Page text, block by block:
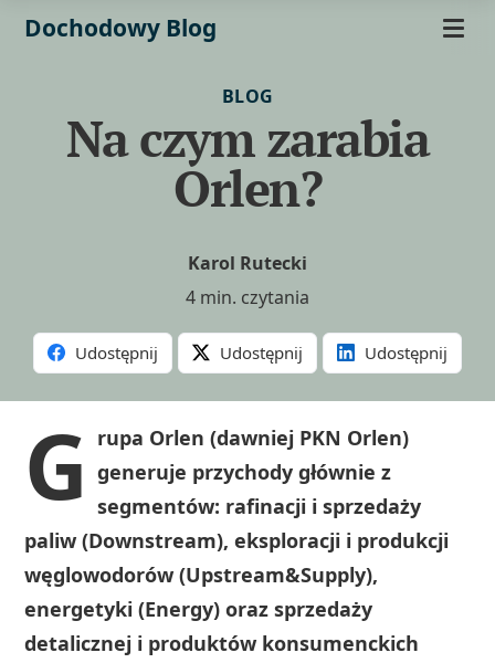
Dochodowy Blog
BLOG
Na czym zarabia
Orlen?
Karol Rutecki
4 min. czytania
Udostępnij Udostępnij Udostępnij
G
rupa Orlen (dawniej PKN Orlen)
generuje przychody głównie z
segmentów: rafinacji i sprzedaży
paliw (Downstream), eksploracji i produkcji
węglowodorów (Upstream&Supply),
energetyki (Energy) oraz sprzedaży
detalicznej i produktów konsumenckich